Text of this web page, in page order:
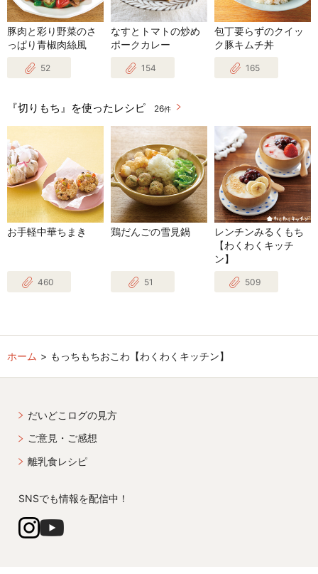
豚肉と彩り野菜のさ
っぱり青椒肉絲風
52
なすとトマトの炒め
ポークカレー
154
包丁要らずのクイッ
ク豚キムチ丼
165
『切りもち』を使ったレシピ 26件
お手軽中華ちまき
460
鶏だんごの雪見鍋
51
レンチンみるくもち
【わくわくキッチ
ン】
509
ホーム もっちもちおこわ【わくわくキッチン】
だいどこログの見方
ご意見・ご感想
離乳食レシピ
SNSでも情報を配信中！